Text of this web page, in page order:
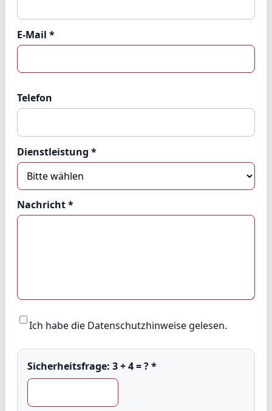
E-Mail *
Telefon
Dienstleistung *
Nachricht *
Ich habe die Datenschutzhinweisegelesen.
Sicherheitsfrage: 3 + 4 = ?*